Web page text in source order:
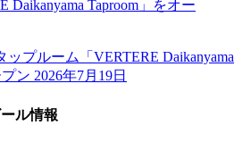
プルーム「VERTERE Daikanyama
ン 2026年7月19日
ル情報